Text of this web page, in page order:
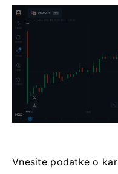
Vnesite podatke o